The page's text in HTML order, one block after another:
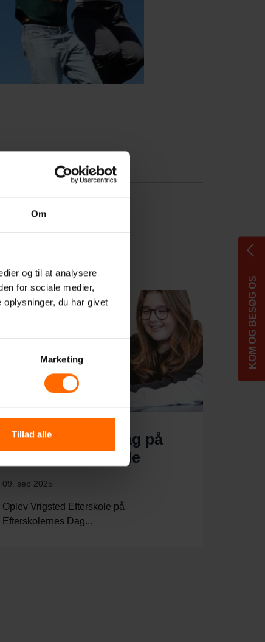
Om
og til at analysere
for sociale medier,
du har givet
Marketing
Tillad alle
KOM OG BESØG OS
Efterskolernes Dag på
Vrigsted Efterskole
09. sep 2025
Oplev Vrigsted Efterskole på
Efterskolernes Dag...